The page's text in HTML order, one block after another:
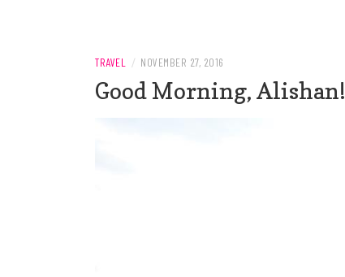
TRAVEL / NOVEMBER 27, 2016
Good Morning, Alishan!